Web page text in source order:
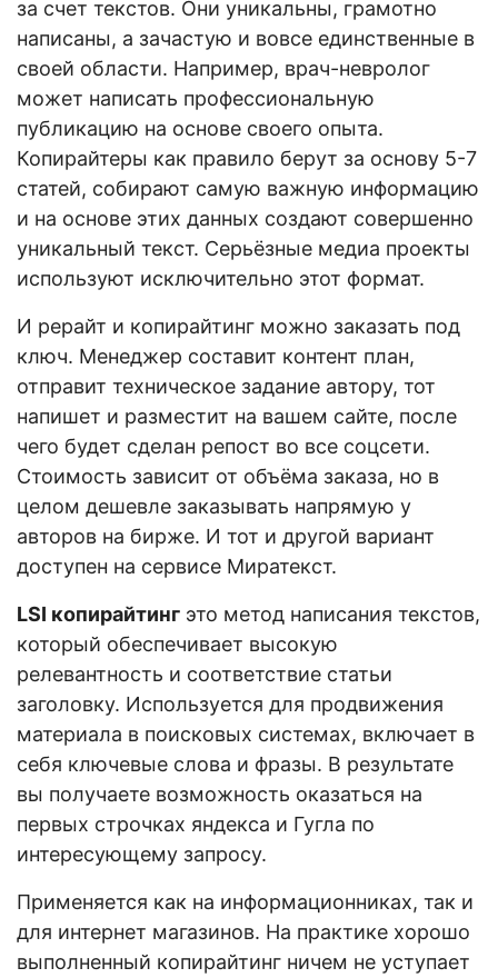
за счет текстов. Они уникальны, грамотно
написаны, а зачастую и вовсе единственные в
своей области. Например, врач-невролог
может написать профессиональную
публикацию на основе своего опыта.
Копирайтеры как правило берут за основу 5-7
статей, собирают самую важную информацию
и на основе этих данных создают совершенно
уникальный текст. Серьёзные медиа проекты
используют исключительно этот формат.
И рерайт и копирайтинг можно заказать под
ключ. Менеджер составит контент план,
отправит техническое задание автору, тот
напишет и разместит на вашем сайте, после
чего будет сделан репост во все соцсети.
Стоимость зависит от объёма заказа, но в
целом дешевле заказывать напрямую у
авторов на бирже. И тот и другой вариант
доступен на сервисе Миратекст.
LSI копирайтинг это метод написания текстов,
который обеспечивает высокую
релевантность и соответствие статьи
заголовку. Используется для продвижения
материала в поисковых системах, включает в
себя ключевые слова и фразы. В результате
вы получаете возможность оказаться на
первых строчках яндекса и Гугла по
интересующему запросу.
Применяется как на информационниках, так и
для интернет магазинов. На практике хорошо
выполненный копирайтинг ничем не уступает